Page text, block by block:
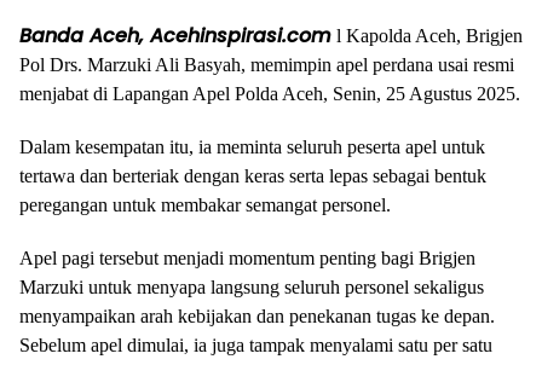
Banda Aceh, Acehinspirasi.com l Kapolda Aceh, Brigjen
Pol Drs. Marzuki Ali Basyah, memimpin apel perdana usai resmi
menjabat di Lapangan Apel Polda Aceh, Senin, 25 Agustus 2025.
Dalam kesempatan itu, ia meminta seluruh peserta apel untuk
tertawa dan berteriak dengan keras serta lepas sebagai bentuk
peregangan untuk membakar semangat personel.
Apel pagi tersebut menjadi momentum penting bagi Brigjen
Marzuki untuk menyapa langsung seluruh personel sekaligus
menyampaikan arah kebijakan dan penekanan tugas ke depan.
Sebelum apel dimulai, ia juga tampak menyalami satu per satu